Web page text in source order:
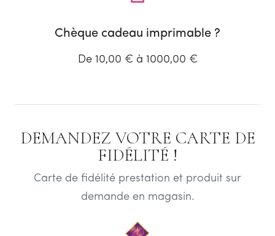
Chèque cadeau imprimable ?
De 10,00 € à 1000,00 €
DEMANDEZ VOTRE CARTE DE
FIDÉLITÉ !
Carte de fidélité prestation et produit sur
demande en magasin.